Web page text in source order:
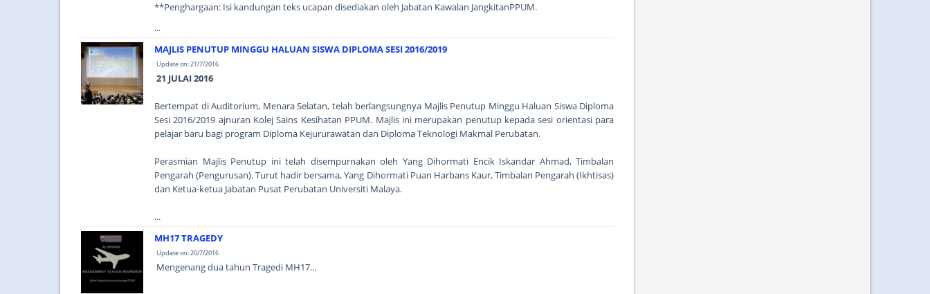
**Penghargaan: Isi kandungan teks ucapan disediakan oleh Jabatan Kawalan JangkitanPPUM.
...
MAJLIS PENUTUP MINGGU HALUAN SISWA DIPLOMA SESI 2016/2019
Update on: 21/7/2016
21 JULAI 2016
Bertempat di Auditorium, Menara Selatan, telah berlangsungnya Majlis Penutup Minggu Haluan Siswa Diploma
Sesi 2016/2019 ajnuran Kolej Sains Kesihatan PPUM. Majlis ini merupakan penutup kepada sesi orientasi para
pelajar baru bagi program Diploma Kejururawatan dan Diploma Teknologi Makmal Perubatan.
Perasmian Majlis Penutup ini telah disempurnakan oleh Yang Dihormati Encik Iskandar Ahmad, Timbalan
Pengarah (Pengurusan). Turut hadir bersama, Yang Dihormati Puan Harbans Kaur, Timbalan Pengarah (Ikhtisas)
dan Ketua-ketua Jabatan Pusat Perubatan Universiti Malaya.
...
MH17 TRAGEDY
Update on: 20/7/2016
Mengenang dua tahun Tragedi MH17...